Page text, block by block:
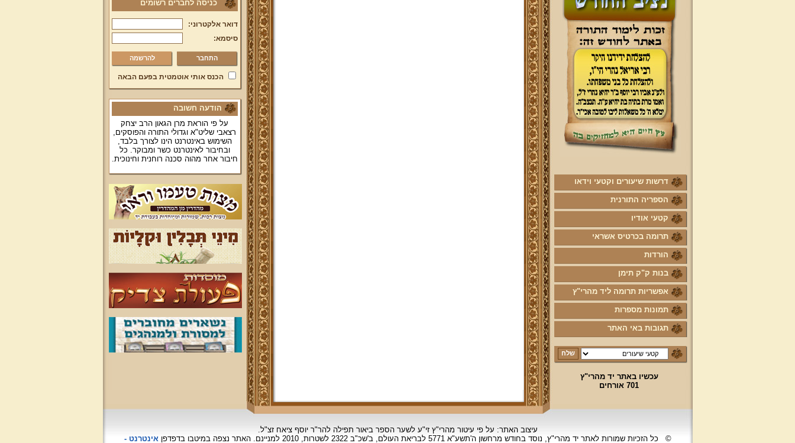
דרשות שיעורים וקטעי וידאו
הספריה התורנית
קטעי אודיו
תרומה בכרטיס אשראי
הורדות
בנות ק"ק תימן
אפשריות תרומה ליד מהרי"ץ
תמונות מספרות
תגובות באי האתר
עכשיו באתר יד מהרי"ץ
701 אורחים
כניסה לחברים רשומים
דואר אלקטרוני:
סיסמא:
להרשמה
הכנס אותי אוטמטית בפעם הבאה
הודעה חשובה
על פי הוראת מרן הגאון הרב יצחק
רצאבי שליט"א וגדולי התורה והפוסקים,
השימוש באינטרנט הינו לצורך בלבד,
ובחיבור לאינטרנט כשר ומבוקר. כל
חיבור אחר מהוה סכנה רוחנית וחינוכית.
עיצוב האתר: על פי עיטור מהרי"ץ זי"ע לשער הספר ביאור תפילה להר"ר יוסף ציאח זצ"ל.
©
כל הזכיות שמורות לאתר יד מהרי"ץ, נוסד בחודש מרחשוןה'תשע"א 5771 לבריאת העולם, ב'שכ"ב 2322 לשטרות, 2010 למניינם. האתר נצפהבמיטבו בדפדפןאינטרנט -